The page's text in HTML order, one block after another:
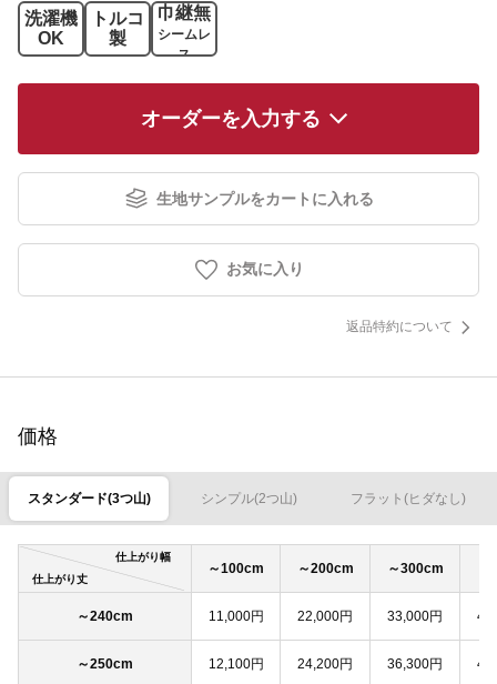
洗濯機
OK
トルコ
製
巾継無
シームレ
ス
オーダーを入力する
生地サンプルをカートに入れる
お気に入り
返品特約について
価格
スタンダード(3つ山) シンプル(2つ山) フラット(ヒダなし)
仕上がり幅
仕上がり丈
～100cm ～200cm ～300cm
～240cm 11,000円 22,000円 33,000円
～250cm 12,100円 24,200円 36,300円